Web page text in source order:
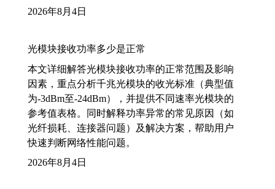
2026年8月4日
光模块接收功率多少是正常
本文详细解答光模块接收功率的正常范围及影响
因素，重点分析千兆光模块的收光标准（典型值
为-3dBm至-24dBm），并提供不同速率光模块的
参考值表格。同时解释功率异常的常见原因（如
光纤损耗、连接器问题）及解决方案，帮助用户
快速判断网络性能问题。
2026年8月4日